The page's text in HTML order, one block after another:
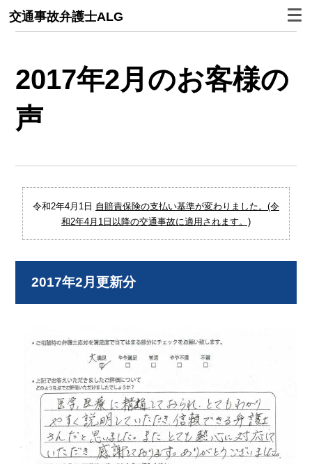
交通事故弁護士ALG
2017年2月のお客様の
声
令和2年4月1日 自賠責保険の支払い基準が変わりました。(令
和2年4月1日以降の交通事故に適用されます。)
2017年2月更新分